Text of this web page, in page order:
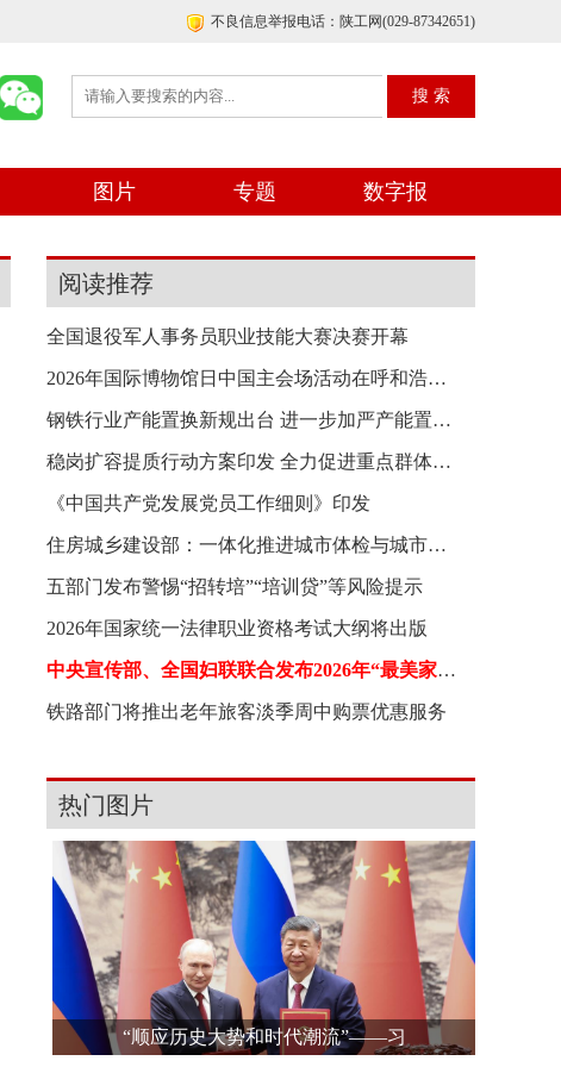
不良信息举报电话：陕工网(029-87342651)
图片 专题 数字报
阅读推荐
全国退役军人事务员职业技能大赛决赛开幕
2026年国际博物馆日中国主会场活动在呼和浩特举行
钢铁行业产能置换新规出台 进一步加严产能置换要
稳岗扩容提质行动方案印发 全力促进重点群体就业
《中国共产党发展党员工作细则》印发
住房城乡建设部：一体化推进城市体检与城市更新
五部门发布警惕“招转培”“培训贷”等风险提示
2026年国家统一法律职业资格考试大纲将出版
中央宣传部、全国妇联联合发布2026年“最美家庭”
铁路部门将推出老年旅客淡季周中购票优惠服务
热门图片
“顺应历史大势和时代潮流”——习